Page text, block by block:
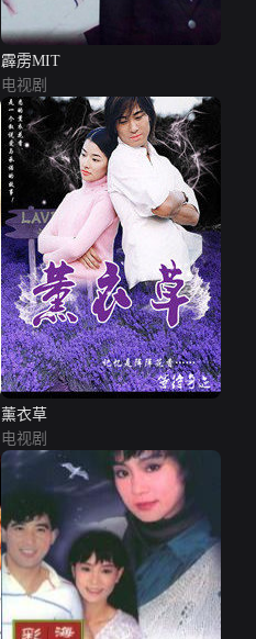
霹雳MIT
电视剧
薰衣草
电视剧